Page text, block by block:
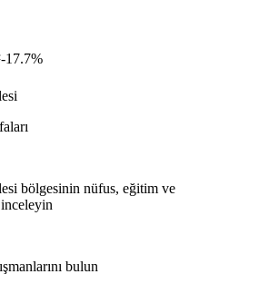
-17.7%
bölgesinin nüfus, eğitim ve
inceleyin
bulun